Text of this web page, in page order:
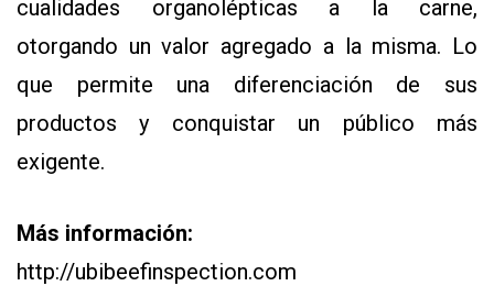
cualidades organolépticas a la carne,
otorgando un valor agregado a la misma. Lo
que permite una diferenciación de sus
productos y conquistar un público más
exigente.
Más información:
http://ubibeefinspection.com